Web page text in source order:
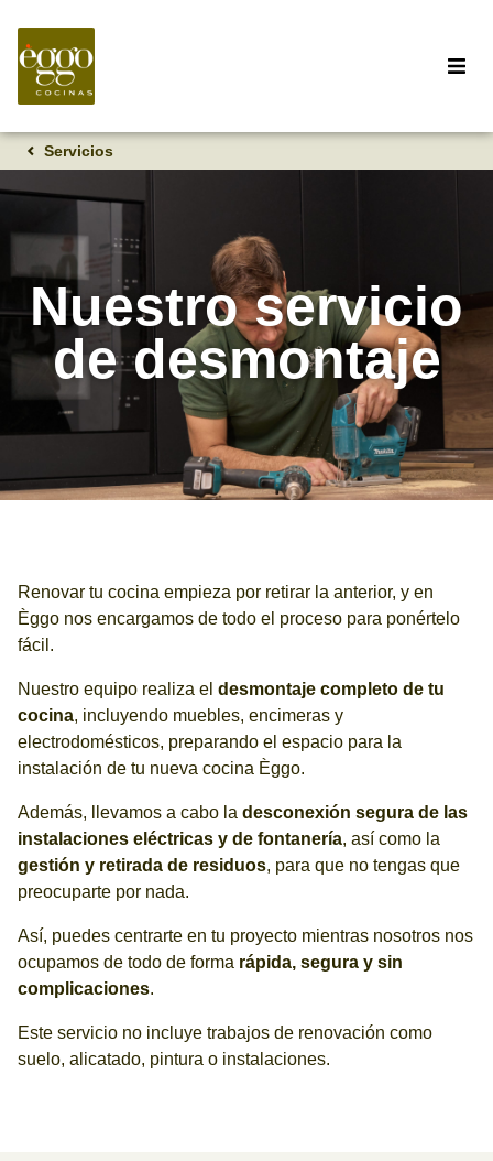
Servicios
Nuestro servicio
de desmontaje
Renovar tu cocina empieza por retirar la anterior, y en
Èggo nos encargamos de todo el proceso para ponértelo
fácil.
Nuestro equipo realiza el desmontaje completo de tu
cocina, incluyendo muebles, encimeras y
electrodomésticos, preparando el espacio para la
instalación de tu nueva cocina Èggo.
Además, llevamos a cabo la desconexión segura de las
instalaciones eléctricas y de fontanería, así como la
gestión y retirada de residuos, para que no tengas que
preocuparte por nada.
Así, puedes centrarte en tu proyecto mientras nosotros nos
ocupamos de todo de forma rápida, segura y sin
complicaciones.
Este servicio no incluye trabajos de renovación como
suelo, alicatado, pintura o instalaciones.